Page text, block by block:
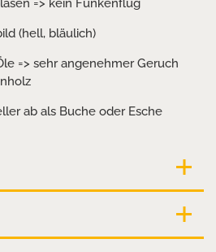
=> kein Funkenflug
(hell, bläulich)
=> sehr angenehmer Geruch
ab als Buche oder Esche